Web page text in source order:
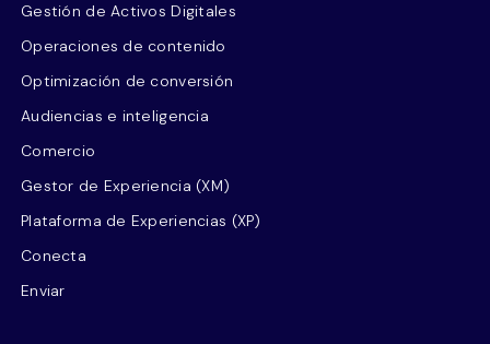
Gestión de Activos Digitales
Operaciones de contenido
Optimización de conversión
Audiencias e inteligencia
Comercio
Gestor de Experiencia (XM)
Plataforma de Experiencias (XP)
Conecta
Enviar